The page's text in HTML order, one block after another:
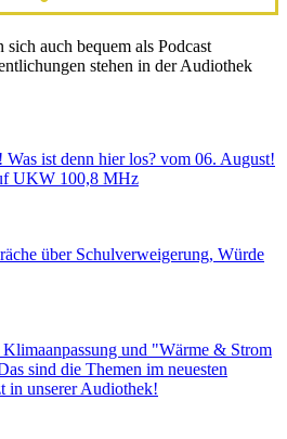
auch bequem als Podcast
stehen in der Audiothek
Was ist denn hier los? vom 06. August!
UKW 100,8 MHz
über Schulverweigerung, Würde
und "Wärme & Strom
sind die Themen im neuesten
in unserer Audiothek!